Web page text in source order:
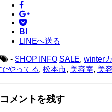
B!
LINEへ送る
- SHOP INFO SALE, winter
でやってる, 松本市, 美容室, 美
コメントを残す